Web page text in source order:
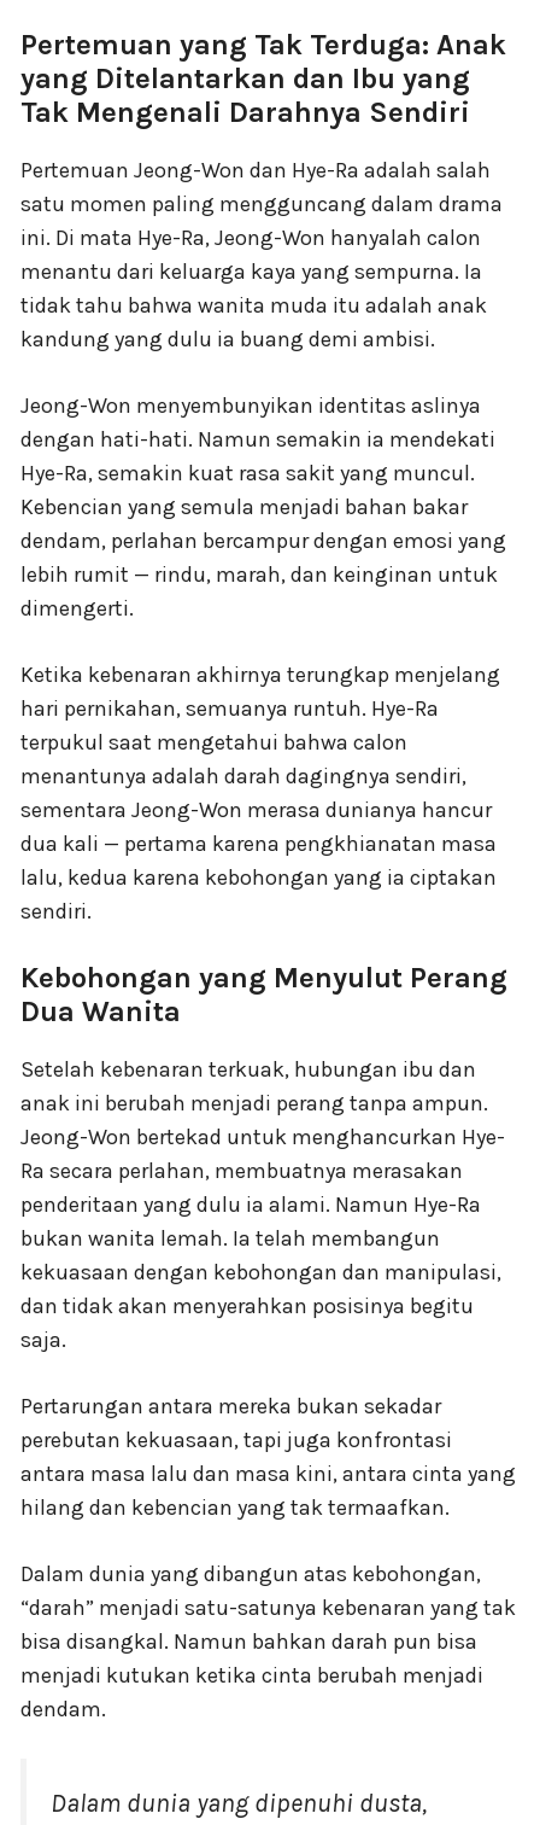
Pertemuan yang Tak Terduga: Anak
yang Ditelantarkan dan Ibu yang
Tak Mengenali Darahnya Sendiri
Pertemuan Jeong-Won dan Hye-Ra adalah salah
satu momen paling mengguncang dalam drama
ini. Di mata Hye-Ra, Jeong-Won hanyalah calon
menantu dari keluarga kaya yang sempurna. Ia
tidak tahu bahwa wanita muda itu adalah anak
kandung yang dulu ia buang demi ambisi.
Jeong-Won menyembunyikan identitas aslinya
dengan hati-hati. Namun semakin ia mendekati
Hye-Ra, semakin kuat rasa sakit yang muncul.
Kebencian yang semula menjadi bahan bakar
dendam, perlahan bercampur dengan emosi yang
lebih rumit — rindu, marah, dan keinginan untuk
dimengerti.
Ketika kebenaran akhirnya terungkap menjelang
hari pernikahan, semuanya runtuh. Hye-Ra
terpukul saat mengetahui bahwa calon
menantunya adalah darah dagingnya sendiri,
sementara Jeong-Won merasa dunianya hancur
dua kali — pertama karena pengkhianatan masa
lalu, kedua karena kebohongan yang ia ciptakan
sendiri.
Kebohongan yang Menyulut Perang
Dua Wanita
Setelah kebenaran terkuak, hubungan ibu dan
anak ini berubah menjadi perang tanpa ampun.
Jeong-Won bertekad untuk menghancurkan Hye-
Ra secara perlahan, membuatnya merasakan
penderitaan yang dulu ia alami. Namun Hye-Ra
bukan wanita lemah. Ia telah membangun
kekuasaan dengan kebohongan dan manipulasi,
dan tidak akan menyerahkan posisinya begitu
saja.
Pertarungan antara mereka bukan sekadar
perebutan kekuasaan, tapi juga konfrontasi
antara masa lalu dan masa kini, antara cinta yang
hilang dan kebencian yang tak termaafkan.
Dalam dunia yang dibangun atas kebohongan,
“darah” menjadi satu-satunya kebenaran yang tak
bisa disangkal. Namun bahkan darah pun bisa
menjadi kutukan ketika cinta berubah menjadi
dendam.
Dalam dunia yang dipenuhi dusta,